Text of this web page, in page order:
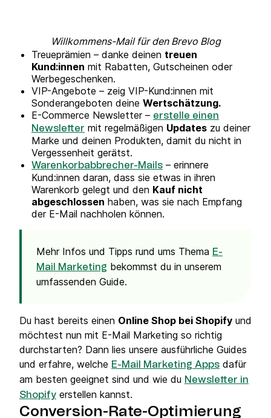
Willkommens-Mail für den Brevo Blog
Treueprämien – danke deinen treuen
Kund:innen mit Rabatten, Gutscheinen oder
Werbegeschenken.
VIP-Angebote – zeig VIP-Kund:innen mit
Sonderangeboten deine Wertschätzung.
E-Commerce Newsletter – erstelle einen
Newsletter mit regelmäßigen Updates zu deiner
Marke und deinen Produkten, damit du nicht in
Vergessenheit gerätst.
Warenkorbabbrecher-Mails – erinnere
Kund:innen daran, dass sie etwas in ihren
Warenkorb gelegt und den Kauf nicht
abgeschlossen haben, was sie nach Empfang
der E-Mail nachholen können.
Mehr Infos und Tipps rund ums Thema E-
Mail Marketing bekommst du in unserem
umfassenden Guide.
Du hast bereits einen Online Shop bei Shopify und
möchtest nun mit E-Mail Marketing so richtig
durchstarten? Dann lies unsere ausführliche Guides
und erfahre, welche E-Mail Marketing Apps dafür
am besten geeignet sind und wie du Newsletter in
Shopify erstellen kannst.
Conversion-Rate-Optimierung